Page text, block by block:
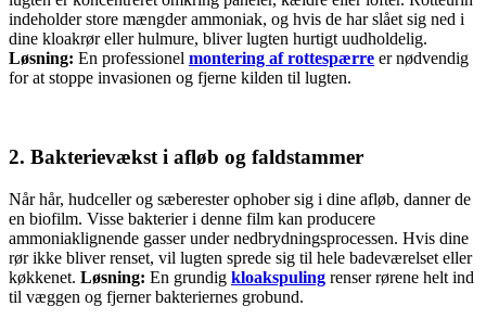
indeholder store mængder ammoniak, og hvis de har slået sig ned i
dine kloakrør eller hulmure, bliver lugten hurtigt uudholdelig.
Løsning: En professionel montering af rottespærre er nødvendig
for at stoppe invasionen og fjerne kilden til lugten.
2. Bakterievækst i afløb og faldstammer
Når hår, hudceller og sæberester ophober sig i dine afløb, danner de
en biofilm. Visse bakterier i denne film kan producere
ammoniaklignende gasser under nedbrydningsprocessen. Hvis dine
rør ikke bliver renset, vil lugten sprede sig til hele badeværelset eller
køkkenet. Løsning: En grundig kloakspuling renser rørene helt ind
til væggen og fjerner bakteriernes grobund.